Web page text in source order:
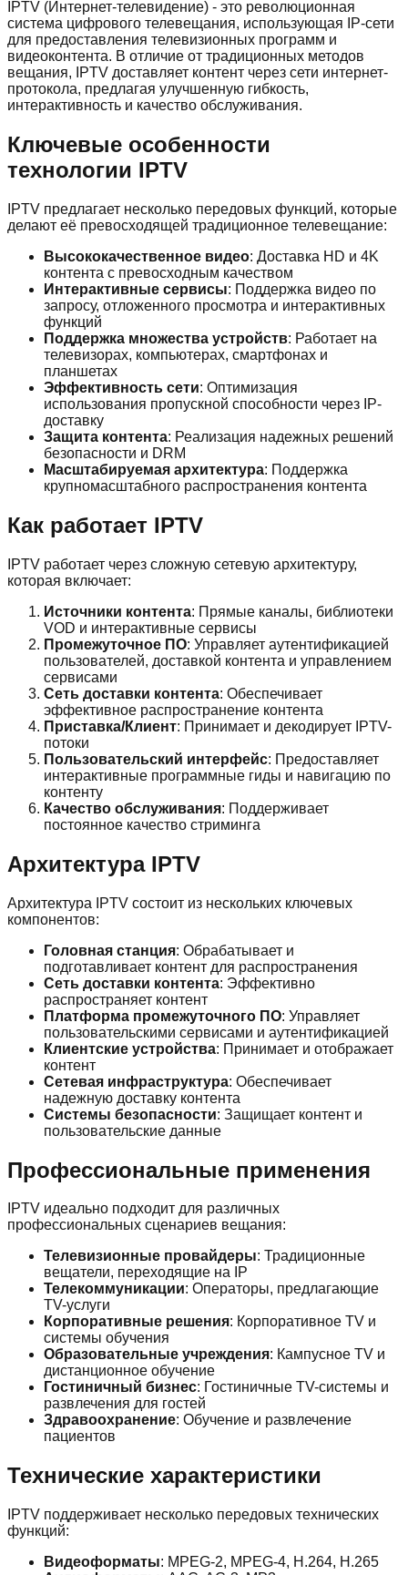
IPTV (Интернет-телевидение) - это революционная
система цифрового телевещания, использующая IP-сети
для предоставления телевизионных программ и
видеоконтента. В отличие от традиционных методов
вещания, IPTV доставляет контент через сети интернет-
протокола, предлагая улучшенную гибкость,
интерактивность и качество обслуживания.
Ключевые особенности
технологии IPTV
IPTV предлагает несколько передовых функций, которые
делают её превосходящей традиционное телевещание:
Высококачественное видео: Доставка HD и 4K
контента с превосходным качеством
Интерактивные сервисы: Поддержка видео по
запросу, отложенного просмотра и интерактивных
функций
Поддержка множества устройств: Работает на
телевизорах, компьютерах, смартфонах и
планшетах
Эффективность сети: Оптимизация
использования пропускной способности через IP-
доставку
Защита контента: Реализация надежных решений
безопасности и DRM
Масштабируемая архитектура: Поддержка
крупномасштабного распространения контента
Как работает IPTV
IPTV работает через сложную сетевую архитектуру,
которая включает:
Источники контента: Прямые каналы, библиотеки
VOD и интерактивные сервисы
Промежуточное ПО: Управляет аутентификацией
пользователей, доставкой контента и управлением
сервисами
Сеть доставки контента: Обеспечивает
эффективное распространение контента
Приставка/Клиент: Принимает и декодирует IPTV-
потоки
Пользовательский интерфейс: Предоставляет
интерактивные программные гиды и навигацию по
контенту
Качество обслуживания: Поддерживает
постоянное качество стриминга
Архитектура IPTV
Архитектура IPTV состоит из нескольких ключевых
компонентов:
Головная станция: Обрабатывает и
подготавливает контент для распространения
Сеть доставки контента: Эффективно
распространяет контент
Платформа промежуточного ПО: Управляет
пользовательскими сервисами и аутентификацией
Клиентские устройства: Принимает и отображает
контент
Сетевая инфраструктура: Обеспечивает
надежную доставку контента
Системы безопасности: Защищает контент и
пользовательские данные
Профессиональные применения
IPTV идеально подходит для различных
профессиональных сценариев вещания:
Телевизионные провайдеры: Традиционные
вещатели, переходящие на IP
Телекоммуникации: Операторы, предлагающие
TV-услуги
Корпоративные решения: Корпоративное TV и
системы обучения
Образовательные учреждения: Кампусное TV и
дистанционное обучение
Гостиничный бизнес: Гостиничные TV-системы и
развлечения для гостей
Здравоохранение: Обучение и развлечение
пациентов
Технические характеристики
IPTV поддерживает несколько передовых технических
функций:
Видеоформаты: MPEG-2, MPEG-4, H.264, H.265